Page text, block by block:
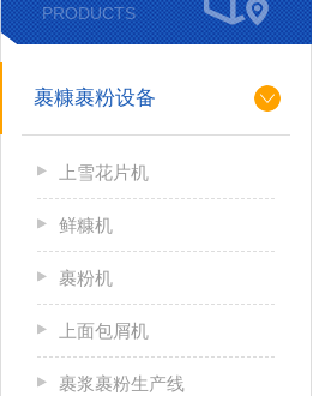
PRODUCTS
裹糠裹粉设备
上雪花片机
鲜糠机
裹粉机
上面包屑机
裹浆裹粉生产线